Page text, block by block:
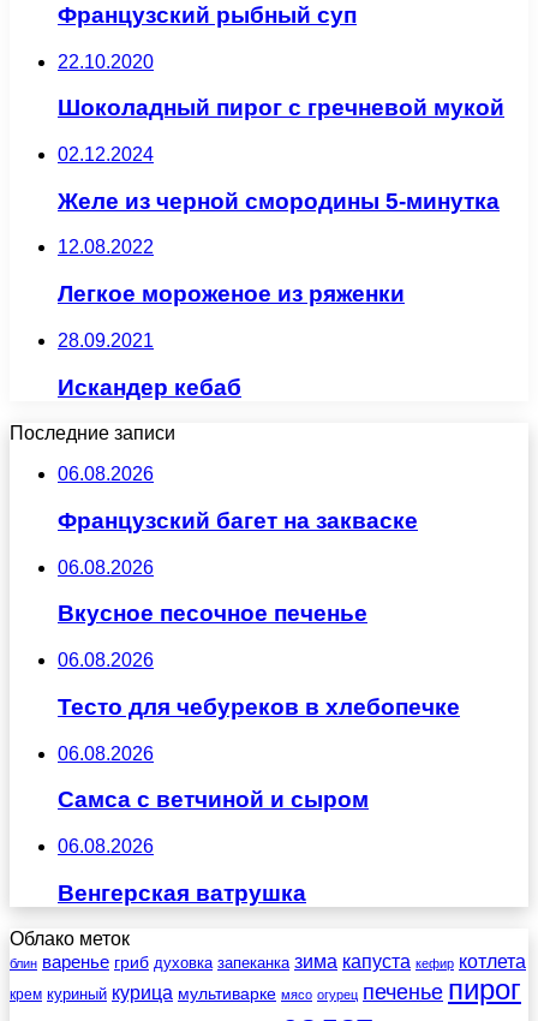
Французский рыбный суп
22.10.2020
Шоколадный пирог с гречневой мукой
02.12.2024
Желе из черной смородины 5-минутка
12.08.2022
Легкое мороженое из ряженки
28.09.2021
Искандер кебаб
Последние записи
06.08.2026
Французский багет на закваске
06.08.2026
Вкусное песочное печенье
06.08.2026
Тесто для чебуреков в хлебопечке
06.08.2026
Самса с ветчиной и сыром
06.08.2026
Венгерская ватрушка
Облако меток
блин варенье гриб духовка запеканка зима капуста кефир котлета
крем куриный курица мультиварке мясо огурец печенье пирог